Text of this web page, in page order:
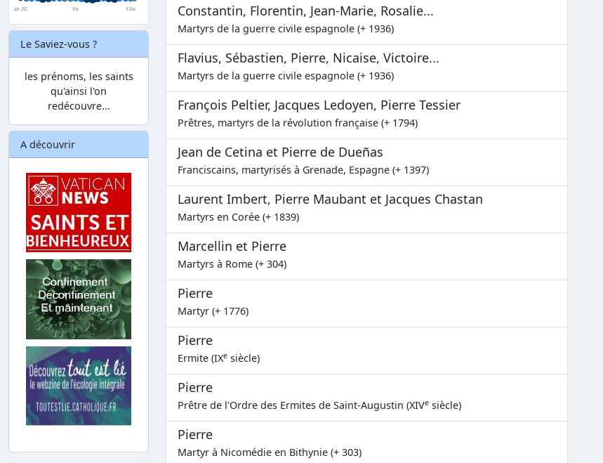
Le Saviez-vous ?
les prénoms, les saints
qu'ainsi l'on
redécouvre...
A découvrir
Constantin, Florentin, Jean-Marie, Rosalie...
Martyrs de la guerre civile espagnole (+ 1936)
Flavius, Sébastien, Pierre, Nicaise, Victoire...
Martyrs de la guerre civile espagnole (+ 1936)
François Peltier, Jacques Ledoyen, Pierre Tessier
Prêtres, martyrs de la révolution française (+ 1794)
Jean de Cetina et Pierre de Dueñas
Franciscains, martyrisés à Grenade, Espagne (+ 1397)
Laurent Imbert, Pierre Maubant et Jacques Chastan
Martyrs en Corée (+ 1839)
Marcellin et Pierre
Martyrs à Rome (+ 304)
Pierre
Martyr (+ 1776)
Pierre
Ermite (IXe siècle)
Pierre
Prêtre de l'Ordre des Ermites de Saint-Augustin (XIVe siècle)
Pierre
Martyr à Nicomédie en Bithynie (+ 303)